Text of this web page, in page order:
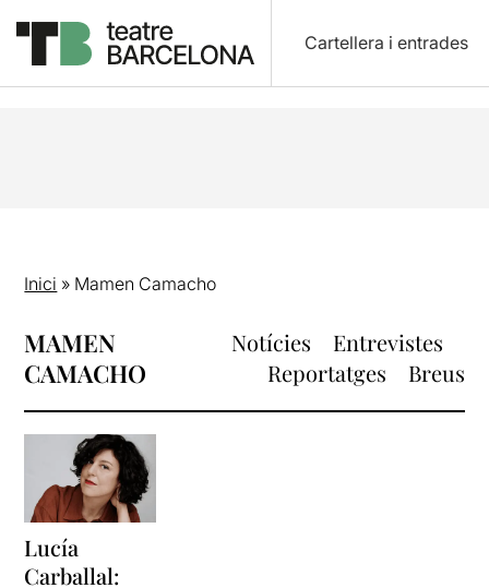
Cartellera i entrades
Inici » Mamen Camacho
MAMEN
CAMACHO
Notícies
Entrevistes
Reportatges
Breus
Lucía
Carballal: